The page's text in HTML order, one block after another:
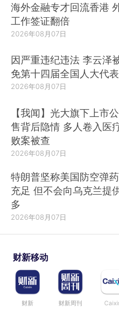
海外金融专才回流香港
工作签证翻倍
2026年08月07日
因严重违纪违法 李云泽
免第十四届全国人大代
2026年08月07日
【我闻】光大旗下上市
售背后隐情 多人卷入医
败案被查
2026年08月07日
特朗普坚称美国防空弹
充足 但不会向乌克兰提
多
2026年08月07日
财新移动
财新 财新周刊